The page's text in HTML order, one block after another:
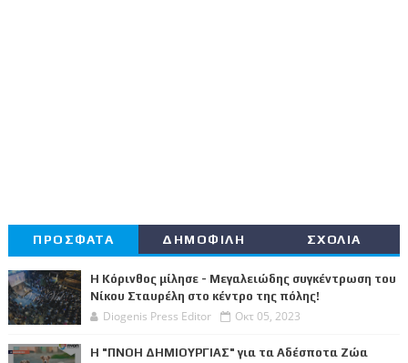
ΠΡΟΣΦΑΤΑ ΔΗΜΟΦΙΛΗ ΣΧΟΛΙΑ
Η Κόρινθος μίλησε - Μεγαλειώδης συγκέντρωση του
Νίκου Σταυρέλη στο κέντρο της πόλης!
Diogenis Press Editor Οκτ 05, 2023
Η "ΠΝΟΗ ΔΗΜΙΟΥΡΓΙΑΣ" για τα Αδέσποτα Ζώα